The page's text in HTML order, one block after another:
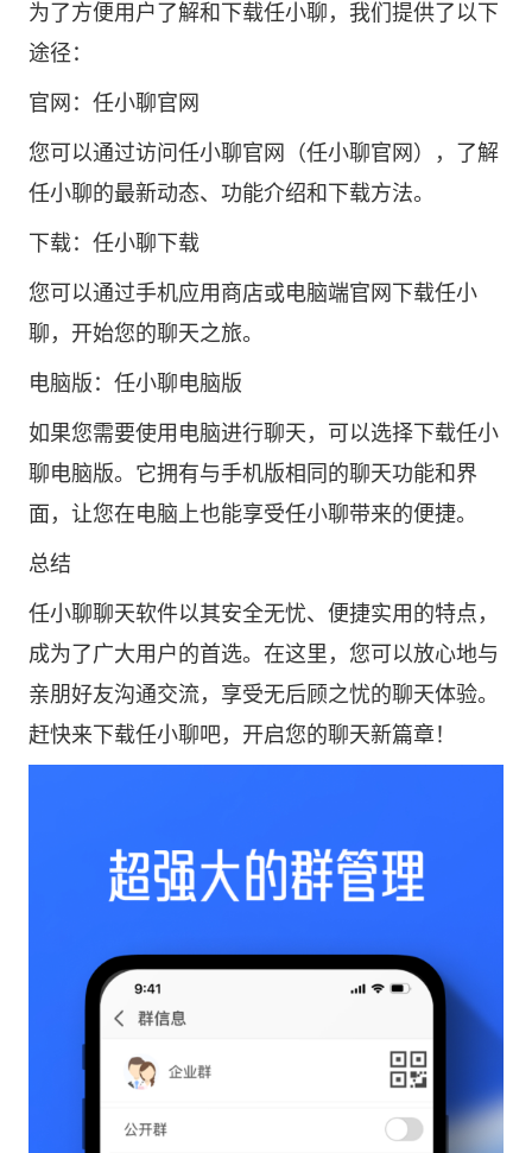
为了方便用户了解和下载任小聊，我们提供了以下
途径：
官网：任小聊官网
您可以通过访问任小聊官网（任小聊官网），了解
任小聊的最新动态、功能介绍和下载方法。
下载： 任小聊下载
您可以通过手机应用商店或电脑端官网下载任小
聊，开始您的聊天之旅。
电脑版：任小聊电脑版
如果您需要使用电脑进行聊天，可以选择下载任小
聊电脑版。它拥有与手机版相同的聊天功能和界
面，让您在电脑上也能享受任小聊带来的便捷。
总结
任小聊聊天软件以其安全无忧、便捷实用的特点，
成为了广大用户的首选。在这里，您可以放心地与
亲朋好友沟通交流，享受无后顾之忧的聊天体验。
赶快来下载任小聊吧，开启您的聊天新篇章！